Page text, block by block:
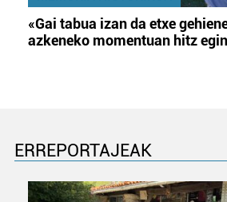
«Gai tabua izan da etxe
azkeneko momentuan hitz
ERREPORTAJEAK